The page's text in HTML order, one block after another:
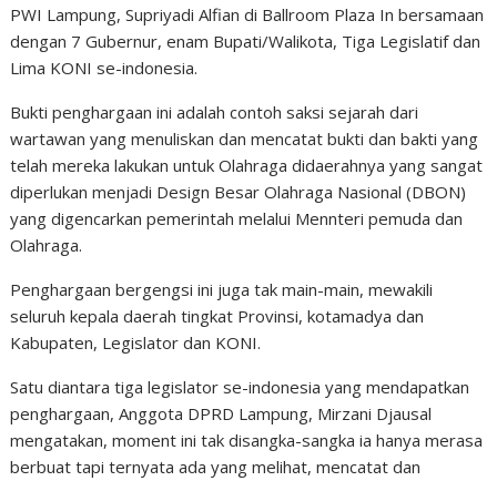
PWI Lampung, Supriyadi Alfian di Ballroom Plaza In bersamaan
dengan 7 Gubernur, enam Bupati/Walikota, Tiga Legislatif dan
Lima KONI se-indonesia.
Bukti penghargaan ini adalah contoh saksi sejarah dari
wartawan yang menuliskan dan mencatat bukti dan bakti yang
telah mereka lakukan untuk Olahraga didaerahnya yang sangat
diperlukan menjadi Design Besar Olahraga Nasional (DBON)
yang digencarkan pemerintah melalui Mennteri pemuda dan
Olahraga.
Penghargaan bergengsi ini juga tak main-main, mewakili
seluruh kepala daerah tingkat Provinsi, kotamadya dan
Kabupaten, Legislator dan KONI.
Satu diantara tiga legislator se-indonesia yang mendapatkan
penghargaan, Anggota DPRD Lampung, Mirzani Djausal
mengatakan, moment ini tak disangka-sangka ia hanya merasa
berbuat tapi ternyata ada yang melihat, mencatat dan